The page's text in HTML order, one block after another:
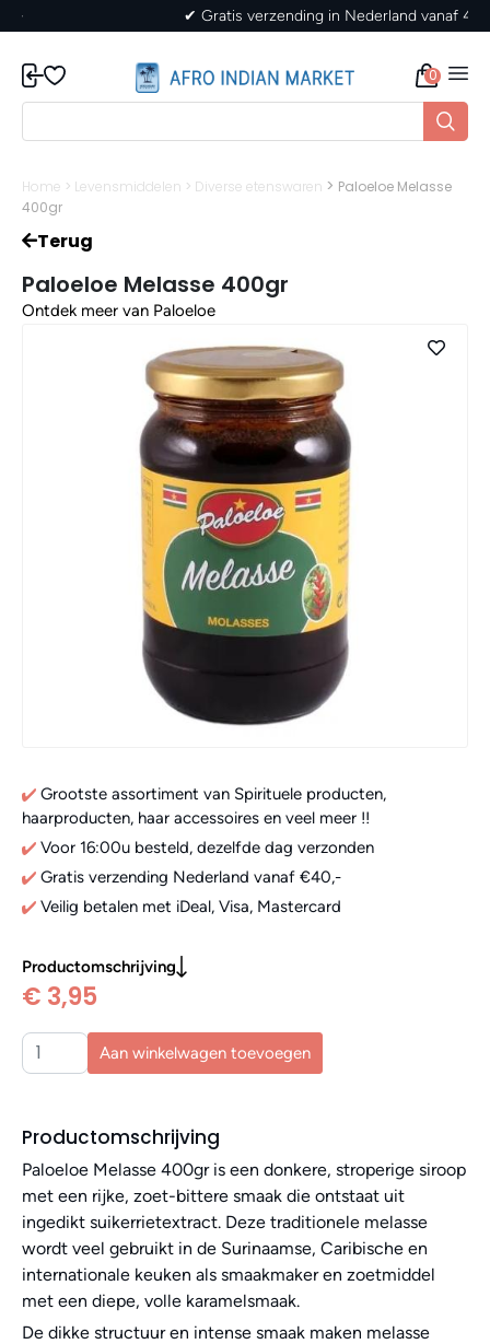
✔ Gratis verzending in Nederland vanaf 40,-
0
Home > Levensmiddelen > Diverse etenswaren > Paloeloe Melasse
400gr
Terug
Paloeloe Melasse 400gr
Ontdek meer van Paloeloe
Grootste assortiment van Spirituele producten,
haarproducten, haar accessoires en veel meer !!
Voor 16:00u besteld, dezelfde dag verzonden
Gratis verzending Nederland vanaf €40,-
Veilig betalen met iDeal, Visa, Mastercard
Productomschrijving
€ 3,95
Aan winkelwagen toevoegen
Productomschrijving
Paloeloe Melasse 400gr is een donkere, stroperige siroop
met een rijke, zoet-bittere smaak die ontstaat uit
ingedikt suikerrietextract. Deze traditionele melasse
wordt veel gebruikt in de Surinaamse, Caribische en
internationale keuken als smaakmaker en zoetmiddel
met een diepe, volle karamelsmaak.
De dikke structuur en intense smaak maken melasse